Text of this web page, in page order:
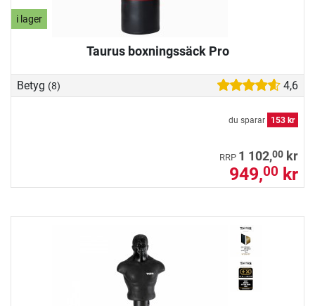
i lager
Taurus boxningssäck Pro
Betyg (8) 4,6
du sparar 153 kr
RRP 1 102,00 kr
949,00 kr